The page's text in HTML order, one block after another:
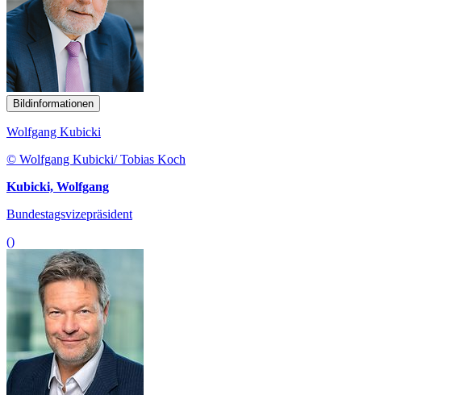
Bildinformationen
Wolfgang Kubicki
© Wolfgang Kubicki/ Tobias Koch
Kubicki, Wolfgang
Bundestagsvizepräsident
()